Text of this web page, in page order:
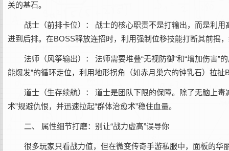
关的基石。
战士（前排卡位）：‌ 战士的核心职责不是打输出，而是利
进到后排。在BOSS释放连招时，利用强制位移技能打断其前摇
法师（风筝输出）：‌ 法师需要堆叠“无视防御”和“增加伤害
能爆发”的循环走位，利用地形拐角（如赤月巢穴的钟乳石）拉扯
道士（生存续航）：‌ 道士是团队下限的保障。除了无脑上
术”规避仇恨，并迅速拉起“群体治愈术”稳住血量。
二、 属性细节打磨：别让“战力虚高”误导你‌
很多玩家只看战力值，但在‌微变传奇手游私服‌中，面板的